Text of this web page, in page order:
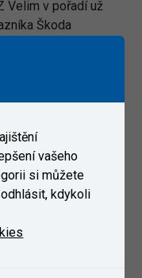
Velim v pořadí už
Škoda
vašeho
si můžete
kdykoli